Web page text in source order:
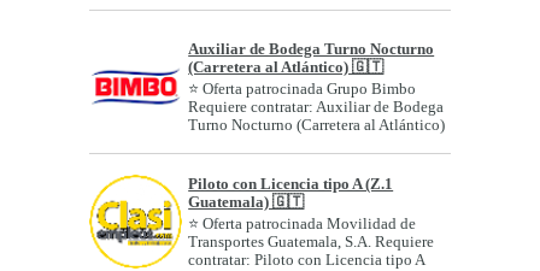
Auxiliar de Bodega Turno Nocturno
(Carretera al Atlántico) 🇬🇹
⭐ Oferta patrocinada Grupo Bimbo
Requiere contratar: Auxiliar de Bodega
Turno Nocturno (Carretera al Atlántico)
Piloto con Licencia tipo A (Z.1
Guatemala) 🇬🇹
⭐ Oferta patrocinada Movilidad de
Transportes Guatemala, S.A. Requiere
contratar: Piloto con Licencia tipo A